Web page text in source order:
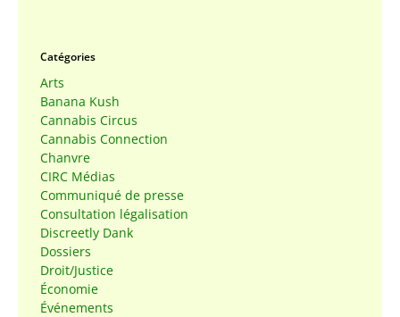
Catégories
Arts
Banana Kush
Cannabis Circus
Cannabis Connection
Chanvre
CIRC Médias
Communiqué de presse
Consultation légalisation
Discreetly Dank
Dossiers
Droit/Justice
Économie
Événements